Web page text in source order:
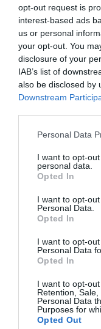
opt-out request is
interest-based ads
us or personal
your opt-out. You
disclosure of your
IAB’s list of
also be disclosed by
Downstream
Please note that
not limited to your
grant or deny
use your data for
consent section.
Personal Data
I want to opt-
personal data.
Opted In
I want to opt-
Personal Data.
Opted In
I want to opt-
Personal Data
Opted In
I want to opt-
Retention,
Personal Data
Purposes for
Opted Out
VISSZA A